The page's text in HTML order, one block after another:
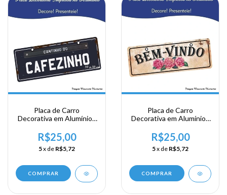
Placa de Carro
Decorativa em Alumínio -
R$25,00
5x de R$5,72
COMPRAR
Placa de Carro
Decorativa em Alumínio -
R$25,00
5x de R$5,72
COMPRAR